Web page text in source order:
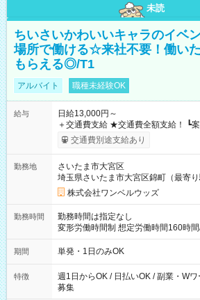
未読
ちいさいかわいいキャラのイベ
場所で働ける☆来社不要！働い
もらえる◎/T1
アルバイト 職種未経験OK
給与
日給13,000円～
＋交通費支給 ★交通費全額支給！ ┗案件により規定あり ★日払
いOK！（規定あり） ┗働いたその日
ンビニATMから 日払い分を引き落とせます！ 【試
交通費別途支給あり
勤務地
さいたま市大宮区
埼玉県さいたま市大宮区錦町（最寄り
株式会社ワンベルウッズ
勤務時間
勤務時間は指定なし
変形労働時間制 想定労働時間160時間/月 【シフト例】 ・8
～21：00
期間 単発・1日のみOK
特徴
週1日からOK / 日払いOK / 副業・W
募集